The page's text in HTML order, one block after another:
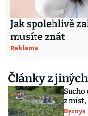
Jak spolehlivě
musíte znát
Reklama
Články z
Sucho
z míst,
Byznys